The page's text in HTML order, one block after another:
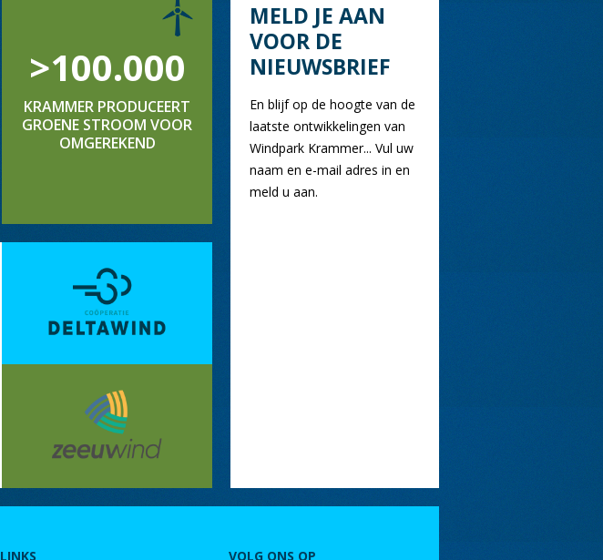
>100.000
KRAMMER PRODUCEERT
GROENE STROOM VOOR
OMGEREKEND
MELD JE AAN
VOOR DE
NIEUWSBRIEF
En blijf op de hoogte van de
laatste ontwikkelingen van
Windpark Krammer... Vul uw
naam en e-mail adres in en
meld u aan.
LINKS VOLG ONS OP